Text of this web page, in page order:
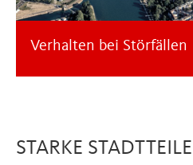
Verhalten bei Störfällen
STARKE